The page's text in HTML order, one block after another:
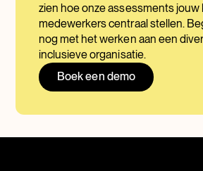
zien hoe onze assessments jouw
medewerkers centraal stellen.
nog met het werken aan een
inclusieve organisatie.
Boek een demo